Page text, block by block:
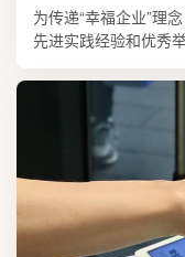
为传递“幸福企业”理
先进实践经验和优秀